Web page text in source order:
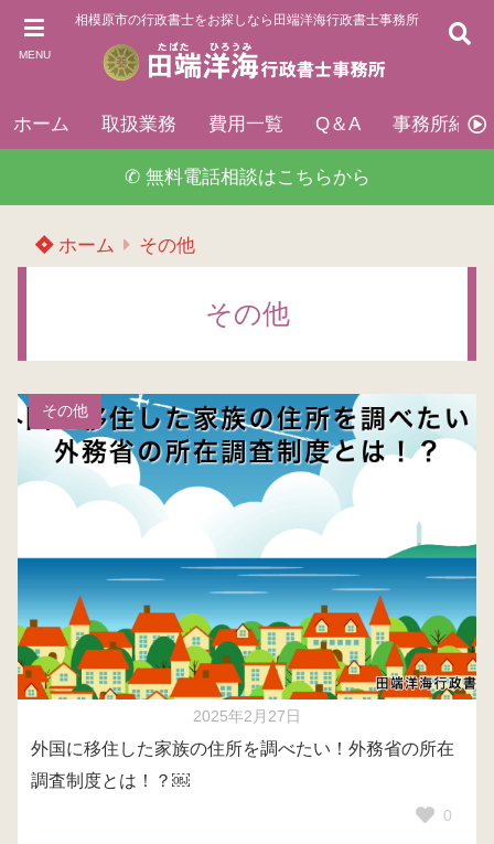
MENU
相模原市の行政書士をお探しなら田端洋海行政書士事務所
ホーム 取扱業務 費用一覧 Q＆A 事務所紹介
✆ 無料電話相談はこちらから
ホーム その他
その他
その他
2025年2月27日
外国に移住した家族の住所を調べたい！外務省の所在
調査制度とは！？￼
0